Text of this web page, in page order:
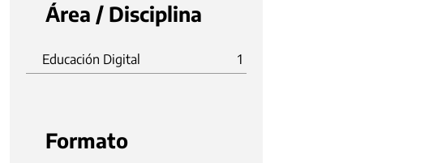
Área / Disciplina
Educación Digital 1
Formato